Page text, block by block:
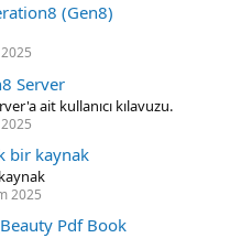
(Gen8)
Server
ait kullanıcı kılavuzu.
bir kaynak
2025
Pdf Book